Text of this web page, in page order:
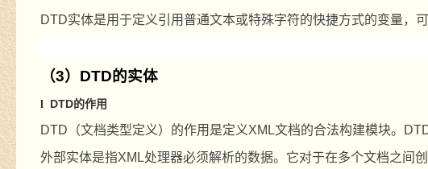
DTD实体是用于定义引用普通文本或特殊字符的快捷方式的变量，
（3） DTD的实体
l DTD的作用
DTD （文档类型定义）的作用是定义XML文档的合法构建模块。
外部实体是指XML处理器必须解析的数据。它对于在多个文档之间